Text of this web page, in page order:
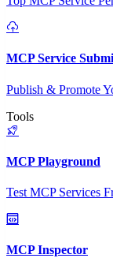
MCP Service
Publish & Promote
Tools
MCP Playground
Test MCP Services
MCP Inspector